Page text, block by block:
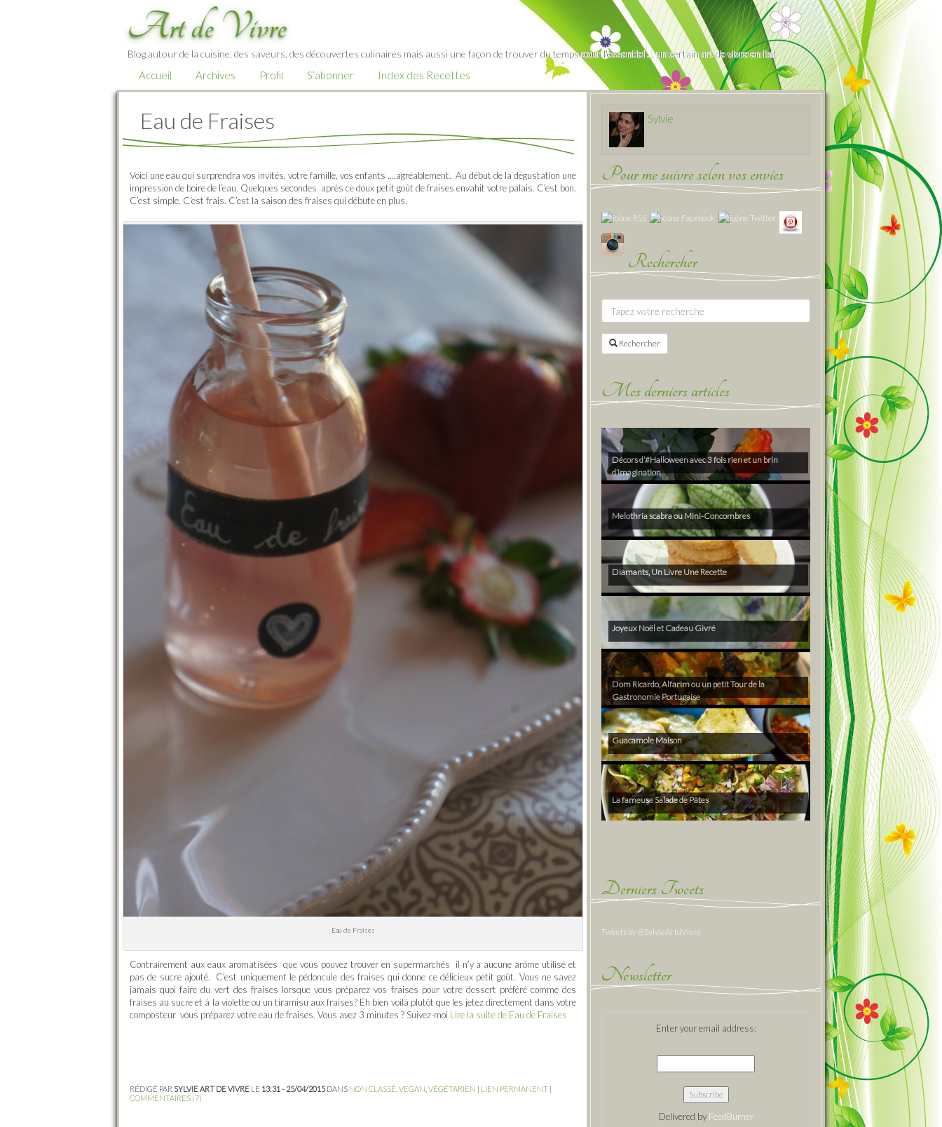
Art de Vivre
Blog autour de la cuisine, des saveurs, des découvertes culinaires mais aussi une façon de trouver du temps pour l'essentiel … un certain art de vivre en fait
Accueil Archives Profil S’abonner Index des Recettes
Eau de Fraises
Voici une eau qui surprendra vos invités, votre famille, vos enfants ….agréablement. Au début de la dégustation une
impression de boire de l’eau. Quelques secondes après ce doux petit goût de fraises envahit votre palais. C’est bon.
C’est simple. C’est frais. C’est la saison des fraises qui débute en plus.
Eau de Fraises
Contrairement aux eaux aromatisées que vous pouvez trouver en supermarchés il n’y a aucune arôme utilisé et
pas de sucre ajouté. C’est uniquement le pédoncule des fraises qui donne ce délicieux petit goût. Vous ne savez
jamais quoi faire du vert des fraises lorsque vous préparez vos fraises pour votre dessert préféré comme des
fraises au sucre et à la violette ou un tiramisu aux fraises? Eh bien voilà plutôt que les jetez directement dans votre
composteur vous préparez votre eau de fraises. Vous avez 3 minutes ? Suivez-moi Lire la suite de Eau de Fraises
RÉDIGÉ PAR SYLVIE ART DE VIVRE LE 13:31 - 25/04/2015DANS NON CLASSÉ VEGAN VÉGÉTARIEN | LIEN PERMANENT |
COMMENTAIRES (7)
Sylvie
Pour me suivre selon vos envies
Rechercher
Rechercher
Mes derniers articles
Décors d’#Halloween avec 3 fois rien et un brin
d’imagination
Melothria scabra ou Mini-Concombres
Diamants, Un Livre Une Recette
Joyeux Noël et Cadeau Givré
Dom Ricardo, Alfarim ou un petit Tour de la
Gastronomie Portugaise
Guacamole Maison
La fameuse Salade de Pâtes
Derniers Tweets
Tweets by @SylvieArtdVivre
Newsletter
Enter your email address:
Delivered by FeedBurner